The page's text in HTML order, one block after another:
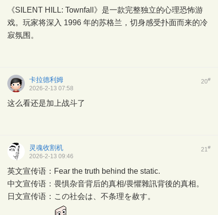
《SILENT HILL: Townfall》是一款完整独立的心理恐怖游
戏。玩家将深入 1996 年的苏格兰，切身感受扑面而来的冷
寂氛围。
20#
卡拉德利姆
2026-2-13 07:58
这么看还是加上战斗了
21 #
灵魂收割机
2026-2-13 09:46
英文宣传语：Fear the truth behind the static.
中文宣传语：畏惧杂音背后的真相/畏懼雜訊背後的真相。
日文宣传语：この社会は、不条理を赦す。